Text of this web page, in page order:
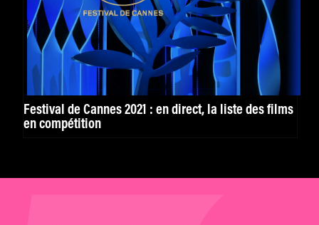
Festival de Cannes 2021 : en direct, la liste des films
en compétition